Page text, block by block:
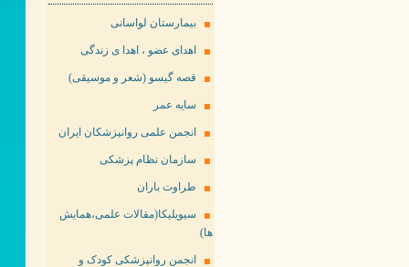
بیمارستان لواسانی
اهدای عضو ، اهدا ی زندگی
قصه گیسو (شعر و موسیقی)
سایه عمر
انجمن علمی روانپزشکان ایران
سازمان نظام پزشکی
طراوت باران
سیویلیکا(مقالات علمی،همایش
ها)
انجمن روانپزشکی کودک و